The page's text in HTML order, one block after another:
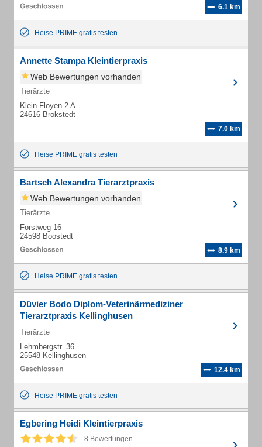
6.1 km
Heise PRIME gratis testen
Annette Stampa Kleintierpraxis
Web Bewertungen vorhanden
Tierärzte
Klein Floyen 2 A
24616 Brokstedt
7.0 km
Heise PRIME gratis testen
Bartsch Alexandra Tierarztpraxis
Web Bewertungen vorhanden
Tierärzte
Forstweg 16
24598 Boostedt
8.9 km
Heise PRIME gratis testen
Düvier Bodo Diplom-Veterinärmediziner
Tierarztpraxis Kellinghusen
Tierärzte
Lehmbergstr. 36
25548 Kellinghusen
12.4 km
Heise PRIME gratis testen
Egbering Heidi Kleintierpraxis
8 Bewertungen